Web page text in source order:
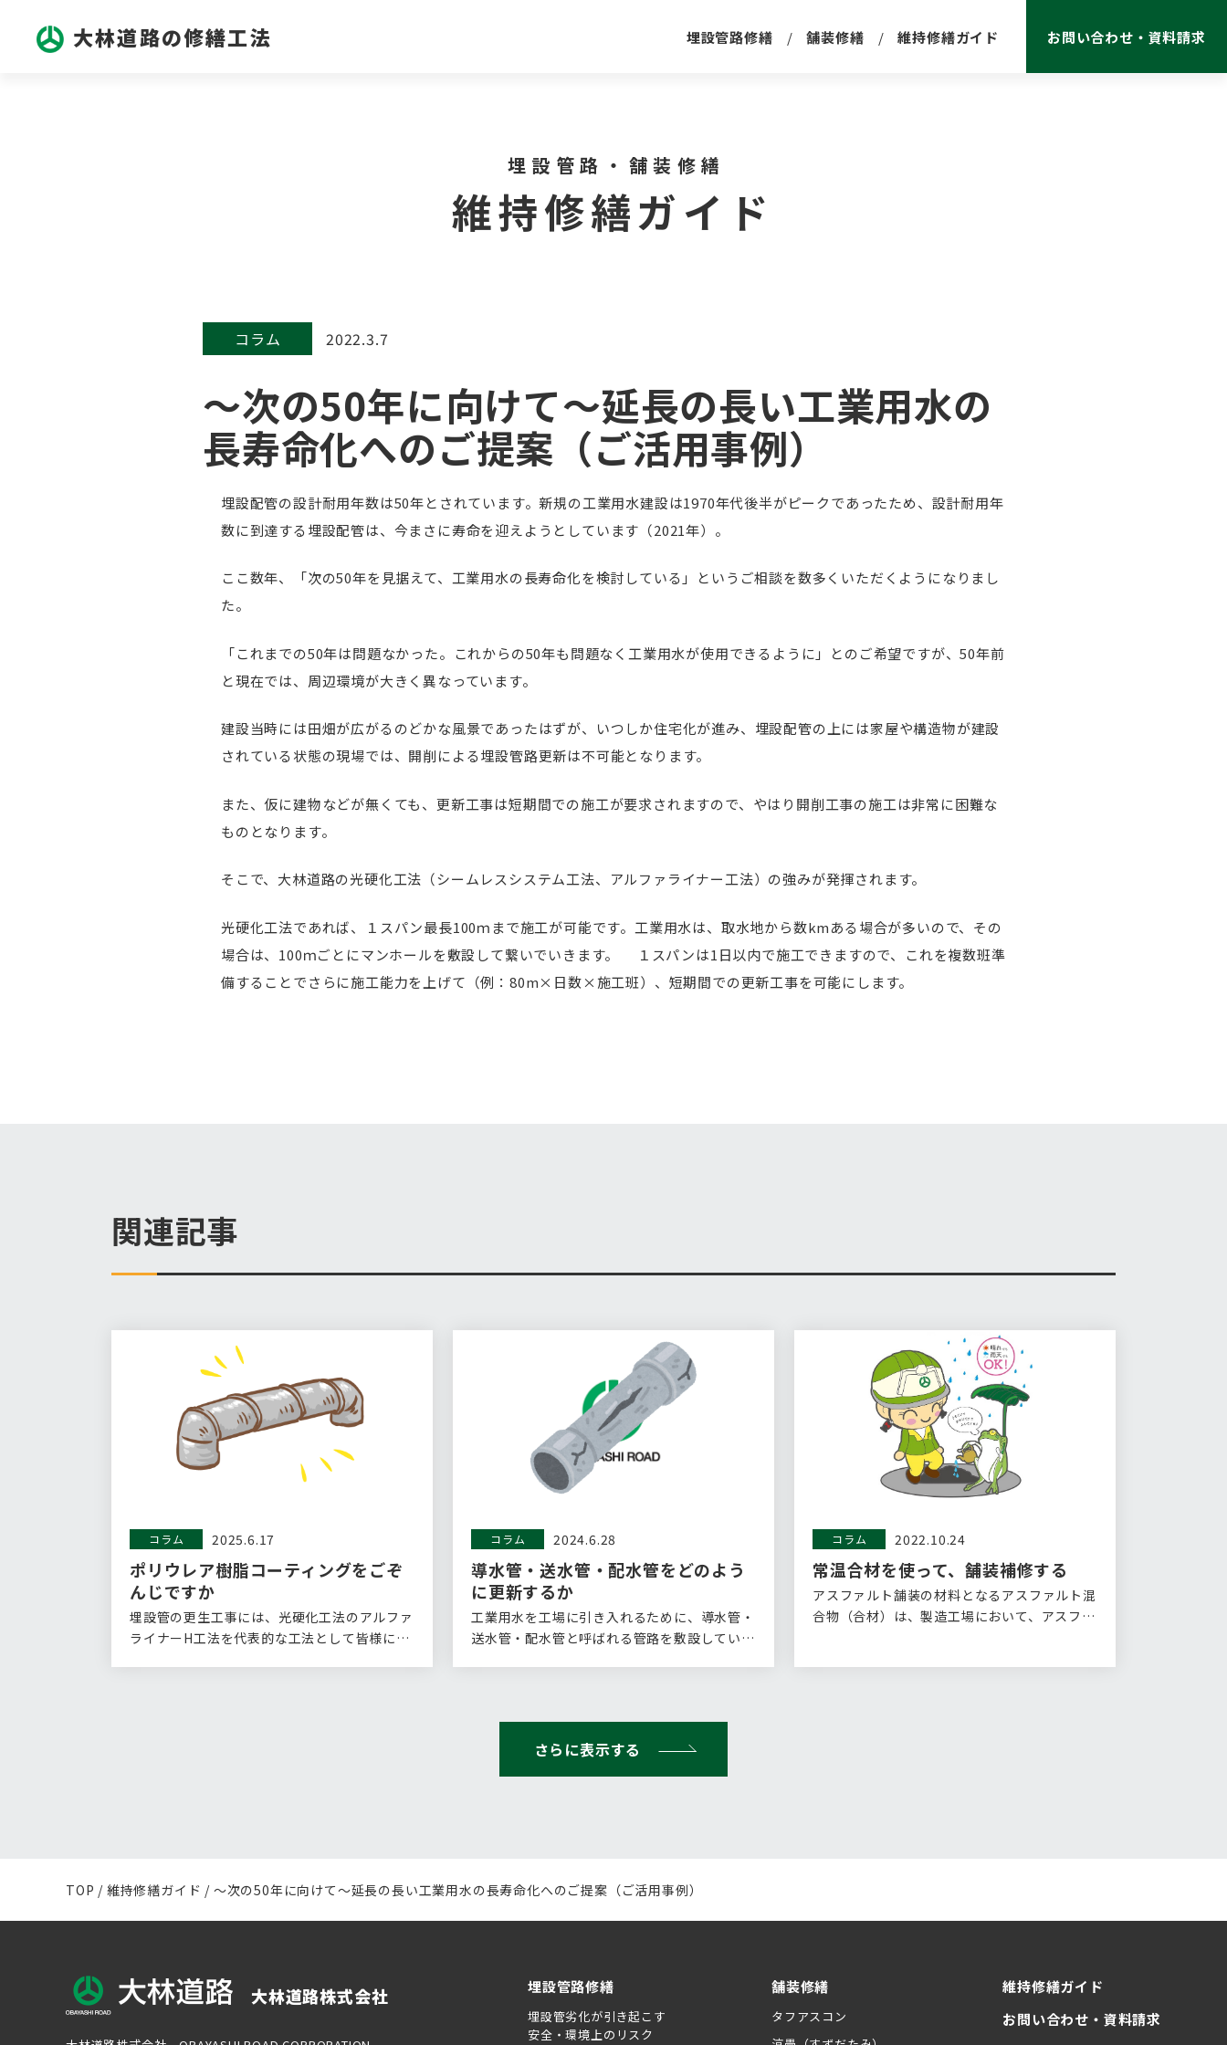
大林道路の修繕工法 埋設管路修繕 舗装修繕 維持修繕ガイド お問い合わせ・資料請求
埋設管路・舗装修繕
維持修繕ガイド
コラム 2022.3.7
～次の50年に向けて～延長の長い工業用水の
長寿命化へのご提案（ご活用事例）
埋設配管の設計耐用年数は50年とされています。新規の工業用水建設は1970年代後半がピークであったため、設計耐用年
数に到達する埋設配管は、今まさに寿命を迎えようとしています（2021年）。
ここ数年、「次の50年を見据えて、工業用水の長寿命化を検討している」というご相談を数多くいただくようになりまし
た。
「これまでの50年は問題なかった。これからの50年も問題なく工業用水が使用できるように」とのご希望ですが、50年前
と現在では、周辺環境が大きく異なっています。
建設当時には田畑が広がるのどかな風景であったはずが、いつしか住宅化が進み、埋設配管の上には家屋や構造物が建設
されている状態の現場では、開削による埋設管路更新は不可能となります。
また、仮に建物などが無くても、更新工事は短期間での施工が要求されますので、やはり開削工事の施工は非常に困難な
ものとなります。
そこで、大林道路の光硬化工法（シームレスシステム工法、アルファライナー工法）の強みが発揮されます。
光硬化工法であれば、１スパン最長100ｍまで施工が可能です。工業用水は、取水地から数kmある場合が多いので、その
場合は、100ｍごとにマンホールを敷設して繋いでいきます。 １スパンは1日以内で施工できますので、これを複数班準
備することでさらに施工能力を上げて（例：80m×日数×施工班）、短期間での更新工事を可能にします。
関連記事
コラム 2025.6.17
ポリウレア樹脂コーティングをごぞ
んじですか
埋設管の更生工事には、光硬化工法のアルファ
ライナーH工法を代表的な工法として皆様にご
コラム 2024.6.28
導水管・送水管・配水管をどのよう
に更新するか
工業用水を工場に引き入れるために、導水管・
送水管・配水管と呼ばれる管路を敷設している
コラム 2022.10.24
常温合材を使って、舗装補修する
アスファルト舗装の材料となるアスファルト混
合物（合材）は、製造工場において、アスファ
さらに表示する
TOP / 維持修繕ガイド / ～次の50年に向けて～延長の長い工業用水の長寿命化へのご提案（ご活用事例）
大林道路株式会社 埋設管路修繕
埋設管劣化が引き起こす
安全・環境上のリスク
舗装修繕
タフアスコン
維持修繕ガイド
お問い合わせ・資料請求